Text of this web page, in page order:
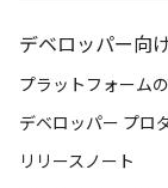
デベロッパー向
プラットフォーム
デベロッパー プロ
リリースノート